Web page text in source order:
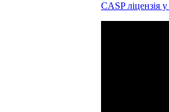
CASP ліцензія у